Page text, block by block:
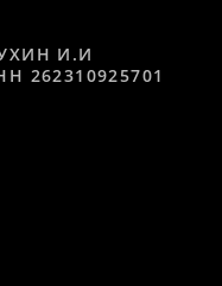
И.И
262310925701